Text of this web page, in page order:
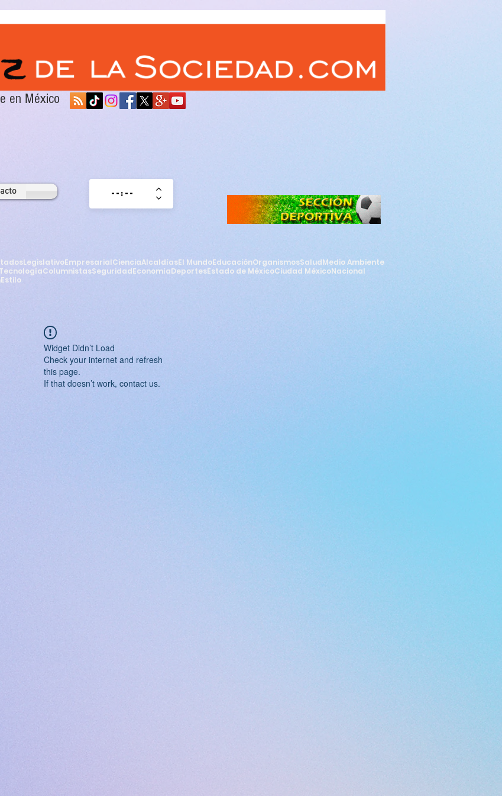
en México
LegislativoEmpresarialCienciaAlcaldíasEl MundoEducaciónOrganismosSaludMedio Ambiente
TecnologíaColumnistasSeguridadEconomíaDeportesEstado de MéxicoCiudad MéxicoNacional
Estilo
Widget Didn’t Load
Check your internet and refresh
this page.
If that doesn’t work, contact us.